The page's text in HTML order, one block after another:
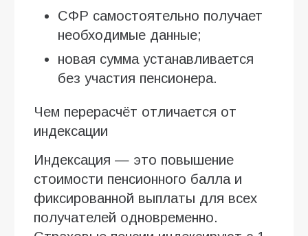
СФР самостоятельно получает
необходимые данные;
новая сумма устанавливается
без участия пенсионера.
Чем перерасчёт отличается от
индексации
Индексация — это повышение
стоимости пенсионного балла и
фиксированной выплаты для всех
получателей одновременно.